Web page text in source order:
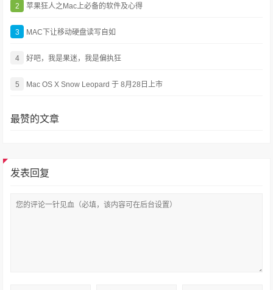
2 苹果狂人之Mac上必备的软件及心得
3 MAC下让移动硬盘读写自如
4 好吧，我是果迷，我是偏执狂
5 Mac OS X Snow Leopard 于 8月28日上市
最赞的文章
发表回复